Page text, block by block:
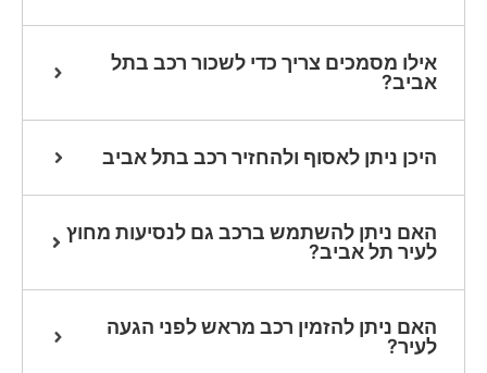
אילו מסמכים צריך כדי לשכור רכב בתל
אביב?
היכן ניתן לאסוף ולהחזיר רכב בתל אביב
האם ניתן להשתמש ברכב גם לנסיעות מחוץ
לעיר תל אביב?
האם ניתן להזמין רכב מראש לפני הגעה
לעיר?